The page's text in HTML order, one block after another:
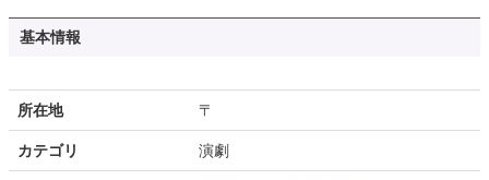
基本情報
所在地 〒
カテゴリ 演劇